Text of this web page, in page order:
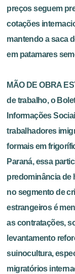
preços seguem
cotações
mantendo a saca
em patamares
MÃO DE OBRA
de trabalho, o
Informações
trabalhadores
formais em
Paraná, essa
predominância de
no segmento de
estrangeiros é
as contratações,
levantamento
suinocultura,
migratórios